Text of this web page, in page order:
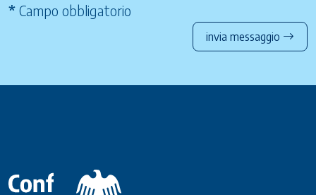
* Campo obbligatorio
invia messaggio